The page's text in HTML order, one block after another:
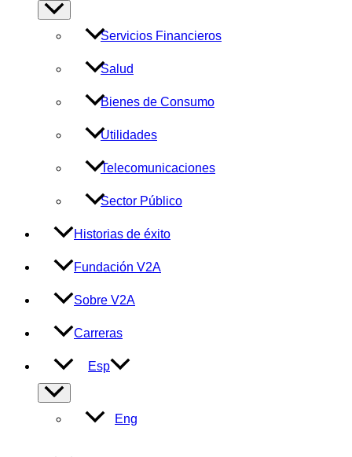
Alternar
menú
Servicios Financieros
Salud
Bienes de Consumo
Utilidades
Telecomunicaciones
Sector Público
Historias de éxito
Fundación V2A
Sobre V2A
Carreras
Esp
Alternar
menú
Eng